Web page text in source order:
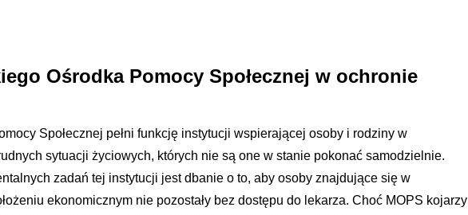
Ośrodka Pomocy Społecznej w ochronie
Społecznej pełni funkcję instytucji wspierającej osoby i rodziny w
sytuacji życiowych, których nie są one w stanie pokonać samodzielnie.
zadań tej instytucji jest dbanie o to, aby osoby znajdujące się w
ekonomicznym nie pozostały bez dostępu do lekarza. Choć MOPS kojarzy